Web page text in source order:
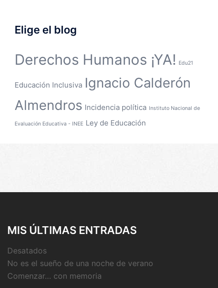
Elige el blog
Derechos Humanos ¡YA! Edu21
Educación Inclusiva Ignacio Calderón
Almendros Incidencia política Instituto Nacional de
Evaluación Educativa - INEE Ley de Educación
MIS ÚLTIMAS ENTRADAS
Desatados
No es el sueño de una noche de verano
Comenzar… con memoria